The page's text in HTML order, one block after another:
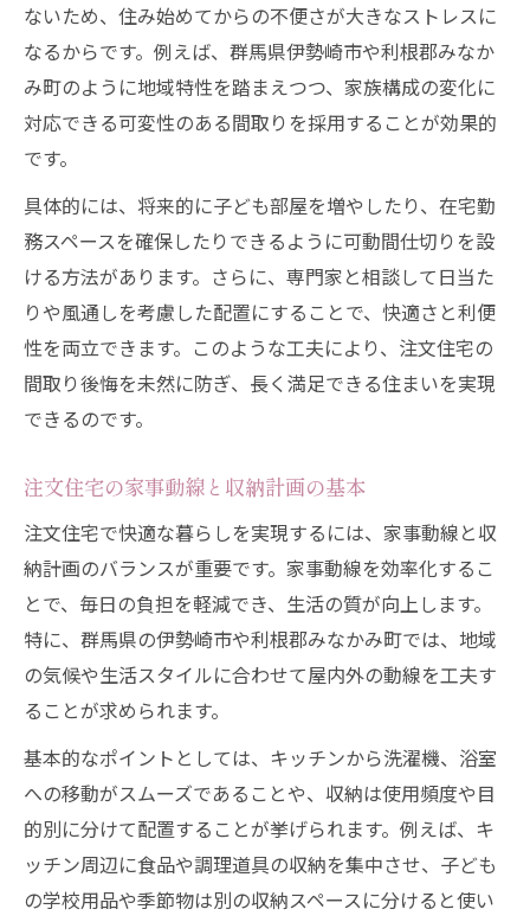
ないため、住み始めてからの不便さが大きなストレスに
なるからです。例えば、群馬県伊勢崎市や利根郡みなか
み町のように地域特性を踏まえつつ、家族構成の変化に
対応できる可変性のある間取りを採用することが効果的
です。
具体的には、将来的に子ども部屋を増やしたり、在宅勤
務スペースを確保したりできるように可動間仕切りを設
ける方法があります。さらに、専門家と相談して日当た
りや風通しを考慮した配置にすることで、快適さと利便
性を両立できます。このような工夫により、注文住宅の
間取り後悔を未然に防ぎ、長く満足できる住まいを実現
できるのです。
注文住宅の家事動線と収納計画の基本
注文住宅で快適な暮らしを実現するには、家事動線と収
納計画のバランスが重要です。家事動線を効率化するこ
とで、毎日の負担を軽減でき、生活の質が向上します。
特に、群馬県の伊勢崎市や利根郡みなかみ町では、地域
の気候や生活スタイルに合わせて屋内外の動線を工夫す
ることが求められます。
基本的なポイントとしては、キッチンから洗濯機、浴室
への移動がスムーズであることや、収納は使用頻度や目
的別に分けて配置することが挙げられます。例えば、キ
ッチン周辺に食品や調理道具の収納を集中させ、子ども
の学校用品や季節物は別の収納スペースに分けると使い